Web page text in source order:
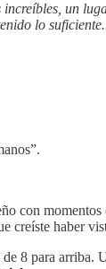
un
lo
con
creíste haber
8 para